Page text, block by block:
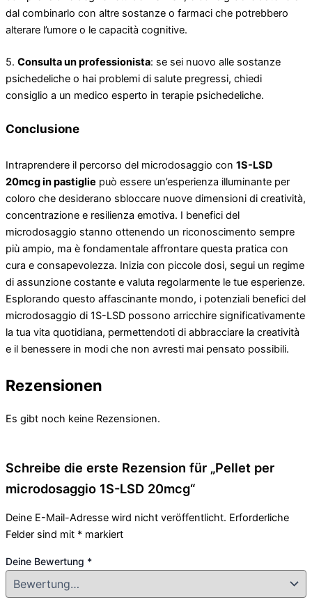
dal combinarlo con altre sostanze o farmaci che potrebbero
alterare l’umore o le capacità cognitive.
5. Consulta un professionista: se sei nuovo alle sostanze
psichedeliche o hai problemi di salute pregressi, chiedi
consiglio a un medico esperto in terapie psichedeliche.
Conclusione
Intraprendere il percorso del microdosaggio con 1S-LSD
20mcg in pastiglie può essere un’esperienza illuminante per
coloro che desiderano sbloccare nuove dimensioni di creatività,
concentrazione e resilienza emotiva. I benefici del
microdosaggio stanno ottenendo un riconoscimento sempre
più ampio, ma è fondamentale affrontare questa pratica con
cura e consapevolezza. Inizia con piccole dosi, segui un regime
di assunzione costante e valuta regolarmente le tue esperienze.
Esplorando questo affascinante mondo, i potenziali benefici del
microdosaggio di 1S-LSD possono arricchire significativamente
la tua vita quotidiana, permettendoti di abbracciare la creatività
e il benessere in modi che non avresti mai pensato possibili.
Rezensionen
Es gibt noch keine Rezensionen.
Schreibe die erste Rezension für „Pellet per
microdosaggio 1S-LSD 20mcg“
Deine E-Mail-Adresse wird nicht veröffentlicht. Erforderliche
Felder sind mit * markiert
Deine Bewertung *